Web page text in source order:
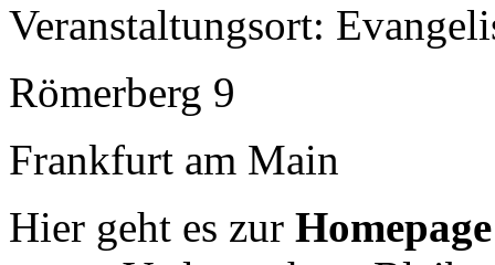
Veranstaltungsort:
Römerberg 9
Frankfurt am Main
Hier geht es zur